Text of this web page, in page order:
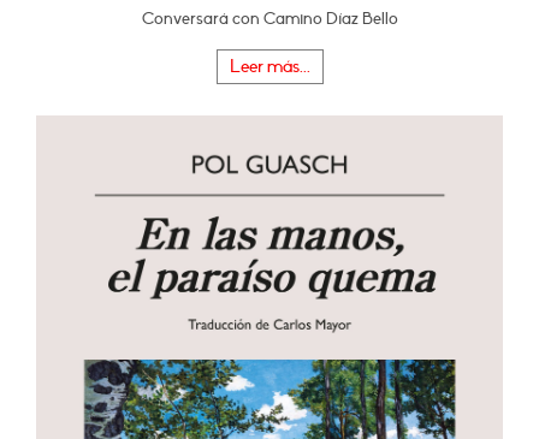
Conversará con Camino Díaz Bello
Leer más...